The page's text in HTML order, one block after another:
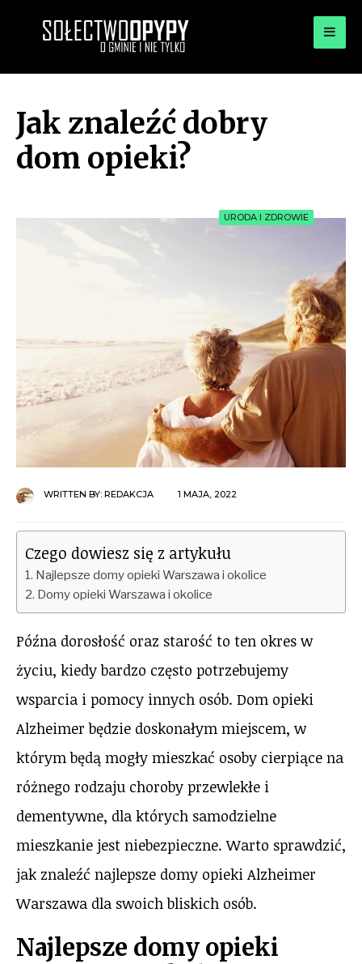
OPYPY.PL
Jak znaleźć dobry
dom opieki?
URODA I ZDROWIE
WRITTEN BY: REDAKCJA 1 MAJA, 2022
Czego dowiesz się z artykułu
Najlepsze domy opieki Warszawa i okolice
Domy opieki Warszawa i okolice
Późna dorosłość oraz starość to ten okres w
życiu, kiedy bardzo często potrzebujemy
wsparcia i pomocy innych osób. Dom opieki
Alzheimer będzie doskonałym miejscem, w
którym będą mogły mieszkać osoby cierpiące na
różnego rodzaju choroby przewlekłe i
dementywne, dla których samodzielne
mieszkanie jest niebezpieczne. Warto sprawdzić,
jak znaleźć najlepsze domy opieki Alzheimer
Warszawa dla swoich bliskich osób.
Najlepsze domy opieki